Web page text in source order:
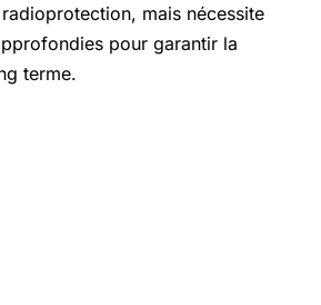
mais nécessite
pour garantir la
terme.